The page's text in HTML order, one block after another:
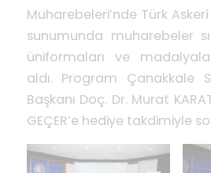
Muharebeleri’nde Türk Askerî
sunumunda muharebeler
üniformaları ve
aldı. Program Çanakkale
Başkanı Doç. Dr. Murat
GEÇER’e hediye takdimiyle